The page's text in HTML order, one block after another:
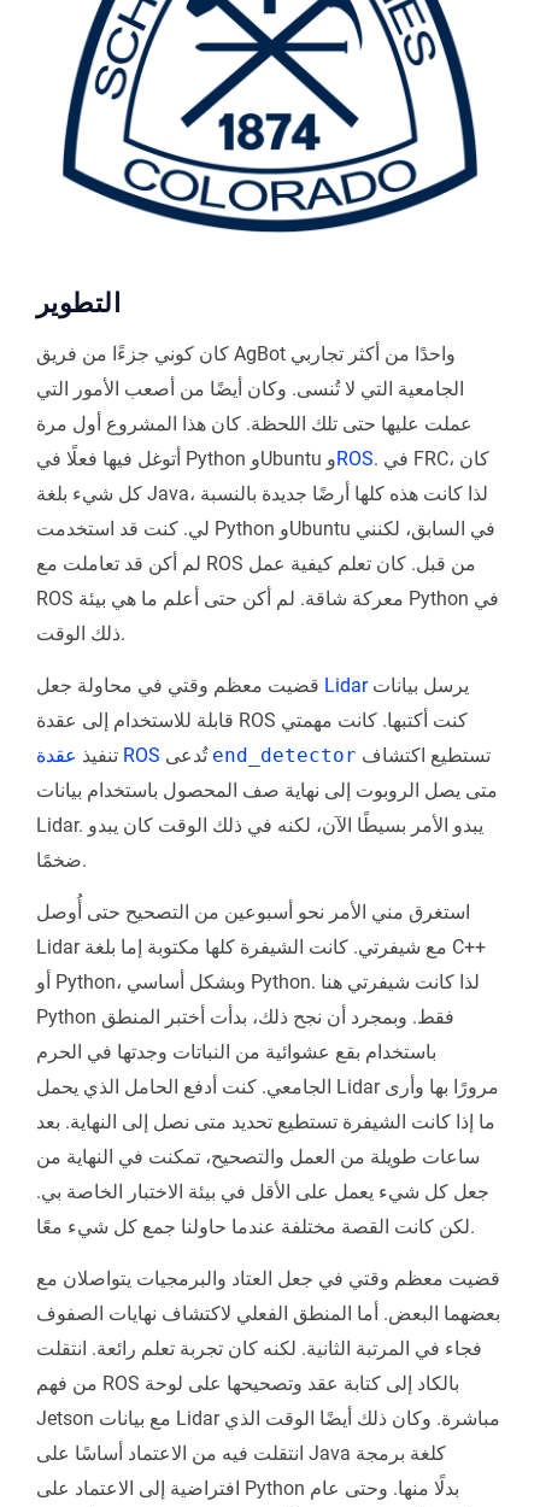
التطوير
كان كوني جزءًا من فريق AgBot واحدًا من أكثر تجاربي
الجامعية التي لا تُنسى. وكان أيضًا من أصعب الأمور التي
عملت عليها حتى تلك اللحظة. كان هذا المشروع أول مرة
أتوغل فيها فعلًا في Python وUbuntu وROS. في FRC، كان
كل شيء بلغة Java، لذا كانت هذه كلها أرضًا جديدة بالنسبة
لي. كنت قد استخدمت Python وUbuntu في السابق، لكنني
لم أكن قد تعاملت مع ROS من قبل. كان تعلم كيفية عمل
ROS معركة شاقة. لم أكن حتى أعلم ما هي بيئة Python في
ذلك الوقت.
Lidarيرسل بيانات
قابلة للاستخدام إلى عقدة ROS كنت أكتبها. كانت مهمتي
تنفيذ عقدة ROS تُدعى end_detector
متى يصل الروبوت إلى نهاية صف المحصول باستخدام بيانات
Lidar. يبدو الأمر بسيطًا الآن، لكنه في ذلك الوقت كان يبدو
ضخمًا.
استغرق مني الأمر نحو أسبوعين من التصحيح حتى أُوصل
Lidar مع شيفرتي. كانت الشيفرة كلها مكتوبة إما بلغة C++
أو Python، وبشكل أساسي Python. لذا كانت شيفرتي هنا
Python فقط. وبمجرد أن نجح ذلك، بدأت أختبر المنطق
باستخدام بقع عشوائية من النباتات وجدتها في الحرم
الجامعي. كنت أدفع الحامل الذي يحمل Lidar مرورًا بها وأرى
ما إذا كانت الشيفرة تستطيع تحديد متى نصل إلى النهاية. بعد
ساعات طويلة من العمل والتصحيح، تمكنت في النهاية من
جعل كل شيء يعمل على الأقل في بيئة الاختبار الخاصة بي.
لكن كانت القصة مختلفة عندما حاولنا جمع كل شيء معًا.
قضيت معظم وقتي في جعل العتاد والبرمجيات يتواصلان مع
بعضهما البعض. أما المنطق الفعلي لاكتشاف نهايات الصفوف
فجاء في المرتبة الثانية. لكنه كان تجربة تعلم رائعة. انتقلت
من فهم ROS بالكاد إلى كتابة عقد وتصحيحها على لوحة
Jetson مع بيانات Lidar مباشرة. وكان ذلك أيضًا الوقت الذي
انتقلت فيه من الاعتماد أساسًا على Java كلغة برمجة
افتراضية إلى الاعتماد على Python بدلًا منها. وحتى عام